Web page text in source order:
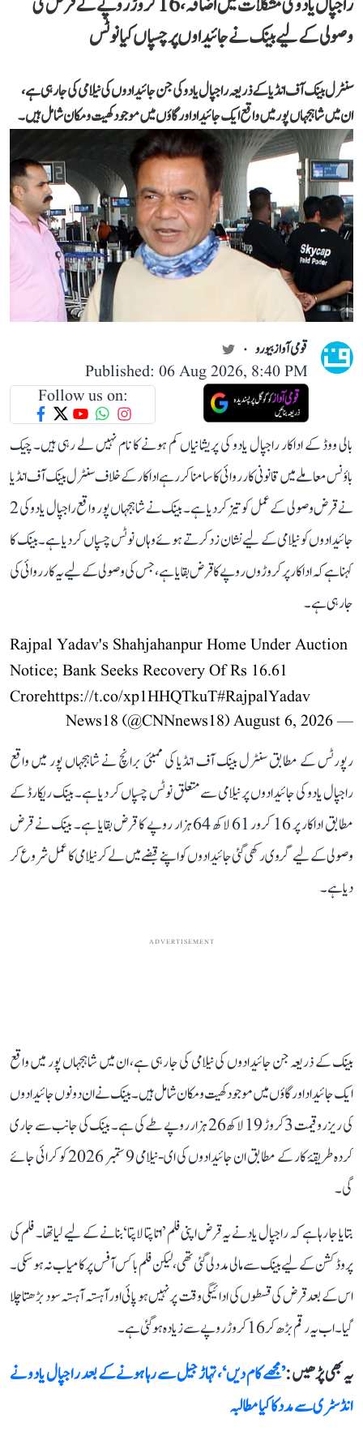
وصولی کے لیے بینک نے جائیداوں پر چسپاں کیا نوٹس
سنٹرل بینک آف انڈیا کے ذریعہ راجپال یادو کی جن جائیدادوں کی نیلامی کی جا رہی ہے،
ان میں شاہجہاں پور میں واقع ایک جائیداد اور گاؤں میں موجود کھیت و مکان شامل ہیں۔
قومی آواز بیورو
Published: 06 Aug 2026, 8:40 PM
Follow us on:
بالی ووڈ کے اداکار راجپال یادو کی پریشانیاں کم ہونے کا نام نہیں لے رہی ہیں۔ چیک
باؤنس معاملے میں قانونی کارروائی کا سامنا کر رہے اداکار کے خلاف سنٹرل بینک آف انڈیا
نے قرض وصولی کے عمل کو تیز کر دیا ہے۔ بینک نے شاہجہاں پور واقع راجپال یادو کی 2
جائیدادوں کو نیلامی کے لیے نشان زد کرتے ہوئے وہاں نوٹس چسپاں کر دیا ہے۔ بینک کا
کہنا ہے کہ اداکار پر کروڑوں روپے کا قرض بقایا ہے، جس کی وصولی کے لیے یہ کارروائی کی
جا رہی ہے۔
Rajpal Yadav's Shahjahanpur Home Under Auction
Notice; Bank Seeks Recovery Of Rs 16.61
Crorehttps://t.co/xp1HHQTkuT#RajpalYadav
— News18 (@CNNnews18)
August 6, 2026
رپورٹس کے مطابق سنٹرل بینک آف انڈیا کی ممبئی برانچ نے شاہجہاں پور میں واقع
راجپال یادو کی جائیدادوں پر نیلامی سے متعلق نوٹس چسپاں کر دیا ہے۔ بینک ریکارڈ کے
مطابق اداکار پر 16 کرور 61 لاکھ 64 ہزار روپے کا قرض بقایا ہے۔ بینک نے قرض
وصولی کے لیے گروی رکھی گئی جائیدادوں کو اپنے قبضے میں لے کر نیلامی کا عمل شروع کر
دیا ہے۔
ADVERTISEMENT
بینک کے ذریعہ جن جائیدادوں کی نیلامی کی جا رہی ہے، ان میں شاہجہاں پور میں واقع
ایک جائیداد اور گاؤں میں موجود کھیت و مکان شامل ہیں۔ بینک نے ان دونوں جائیدادوں
کی ریزرو قیمت 3 کروڑ 19 لاکھ 26 ہزار روپے طے کی ہے۔ بینک کی جانب سے جاری
کردہ طریقۂ کار کے مطابق ان جائیدادوں کی ای-نیلامی 9 ستمبر 2026 کو کرائی جائے
گی۔
بتایا جا رہا ہے کہ راجپال یاد نے یہ قرض اپنی فلم ’اتا پتا لاپتا‘ بنانے کے لیے لیا تھا۔ فلم کی
پروڈکشن کے لیے بینک سے مالی مدد لی گئی تھی، لیکن فلم باکس آفس پر کامیاب نہ ہو سکی۔
اس کے بعد قرض کی قسطوں کی ادائیگی وقت پر نہیں ہو پائی اور آہستہ آہستہ سود بڑھتا چلا
گیا۔ اب یہ رقم بڑھ کر 16 کروڑ روپے سے زیادہ ہو گئی ہے۔
یہ بھی پڑھیں :’مجھے کام دیں‘، تہاڑ جیل سے رہا ہونے کے بعد راجپال یادو نے
انڈسٹری سے مدد کا کیا مطالبہ